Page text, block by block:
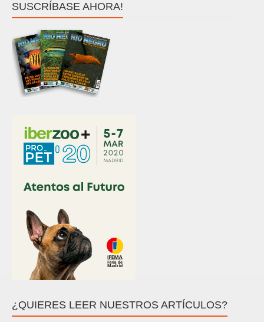
SUSCRÍBASE AHORA!
¿QUIERES LEER NUESTROS ARTÍCULOS?